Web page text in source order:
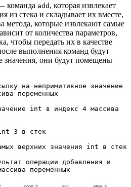
команда add , которая извлекает
из стека и складывает их вместе,
метода, которые извлекают самые
от количества параметров,
чтобы передать их в качестве
выполнения команд будут
значения, они будут помещены
на непримитивное значение
переменных
int в индекс 4 массива
3 в стек
верхних значения int в стек
операции добавления и
переменных